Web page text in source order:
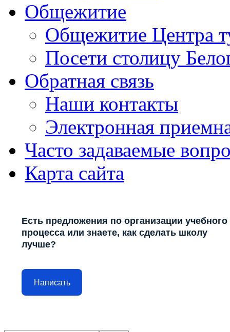
Общежитие
Общежитие Центра
Посети столицу
Обратная связь
Наши контакты
Электронная
Часто задаваемые
Карта сайта
Есть предложения по организации учебного
процесса или знаете, как сделать школу
лучше?
Написать